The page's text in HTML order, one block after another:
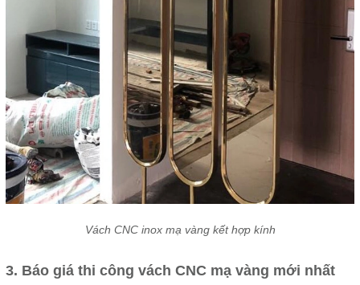
Vách CNC inox mạ vàng kết hợp kính
3. Báo giá thi công vách CNC mạ vàng mới nhất